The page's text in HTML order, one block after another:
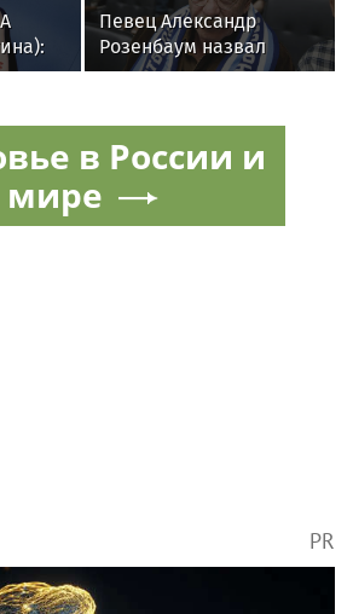
Певец Александр
Розенбаум назвал
Любовь Орлову
в России и
мире
PR